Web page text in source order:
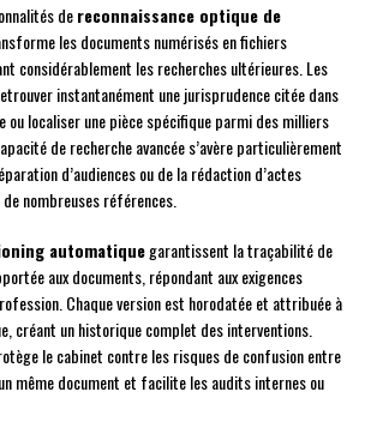
dereconnaissance optique de
les documents numérisés en fichiers
considérablement les recherches ultérieures. Les
instantanément une jurisprudence citée dans
ou localiser une pièce spécifique parmi des milliers
de recherche avancée s’avère particulièrement
d’audiences ou de la rédaction d’actes
nombreuses références.
automatiquegarantissent la traçabilité de
aux documents, répondant aux exigences
Chaque version est horodatée et attribuée à
créant un historique complet des interventions.
le cabinet contre les risques de confusion entre
même document et facilite les audits internes ou